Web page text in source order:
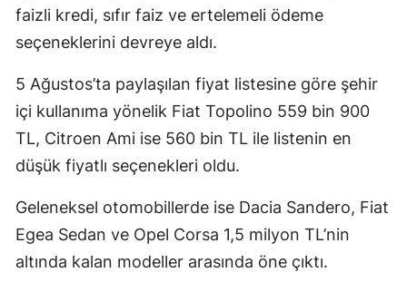
faizli kredi, sıfır faiz ve ertelemeli ödeme
seçeneklerini devreye aldı.
5 Ağustos’ta paylaşılan fiyat listesine göre şehir
içi kullanıma yönelik Fiat Topolino 559 bin 900
TL, Citroen Ami ise 560 bin TL ile listenin en
düşük fiyatlı seçenekleri oldu.
Geleneksel otomobillerde ise Dacia Sandero, Fiat
Egea Sedan ve Opel Corsa 1,5 milyon TL’nin
altında kalan modeller arasında öne çıktı.